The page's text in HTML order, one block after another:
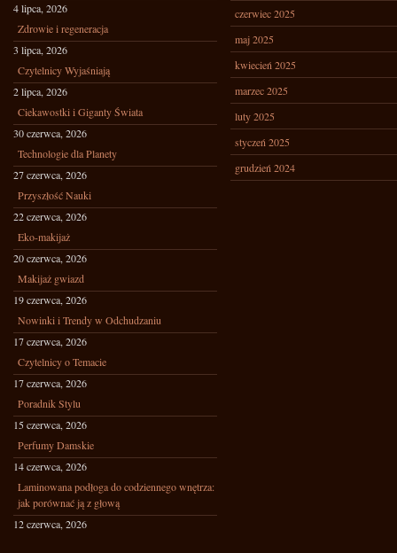
4 lipca, 2026
Zdrowie i regeneracja
3 lipca, 2026
Czytelnicy Wyjaśniają
2 lipca, 2026
Ciekawostki i Giganty Świata
30 czerwca, 2026
Technologie dla Planety
27 czerwca, 2026
Przyszłość Nauki
22 czerwca, 2026
Eko-makijaż
20 czerwca, 2026
Makijaż gwiazd
19 czerwca, 2026
Nowinki i Trendy w Odchudzaniu
17 czerwca, 2026
Czytelnicy o Temacie
17 czerwca, 2026
Poradnik Stylu
15 czerwca, 2026
Perfumy Damskie
14 czerwca, 2026
Laminowana podłoga do codziennego wnętrza:
jak porównać ją z głową
12 czerwca, 2026
czerwiec 2025
maj 2025
kwiecień 2025
marzec 2025
luty 2025
styczeń 2025
grudzień 2024